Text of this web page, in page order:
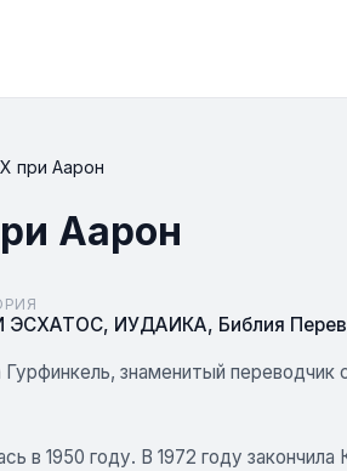
при Аарон
Аарон
ЭСХАТОС, ИУДАИКА, Библия
знаменитый переводчик
в 1950 году. В 1972 году